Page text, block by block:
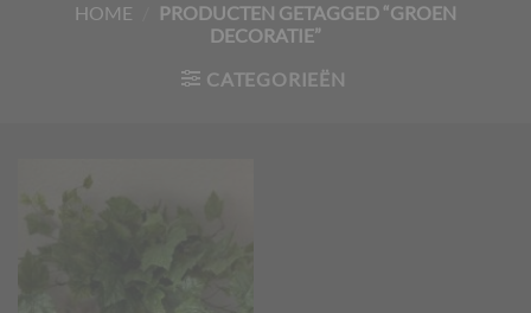
HOME
PRODUCTEN GETAGGED “GROEN
DECORATIE”
CATEGORIEËN